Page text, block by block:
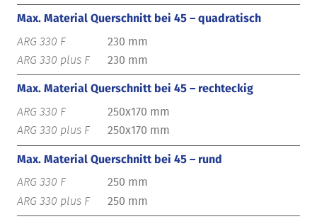
Max. Material Querschnitt bei 45 – quadratisch
230 mm
230 mm
Max. Material Querschnitt bei 45 – rechteckig
250x170 mm
250x170 mm
Max. Material Querschnitt bei 45 – rund
250 mm
250 mm